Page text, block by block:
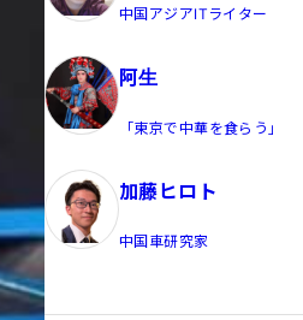
中国アジアITライター
阿生
「東京で中華を食らう」
加藤ヒロト
中国車研究家